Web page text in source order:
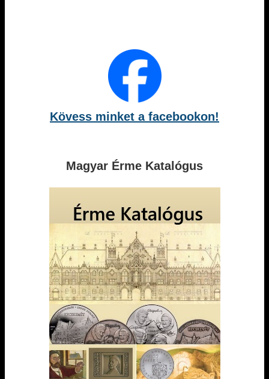
Kövess minket a facebookon!
Magyar Érme Katalógus